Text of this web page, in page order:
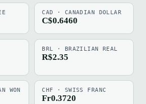
CAD · CANADIAN DOLLAR
C$0.6460
BRL · BRAZILIAN REAL
R$2.35
WON CHF · SWISS FRANC
Fr0.3720